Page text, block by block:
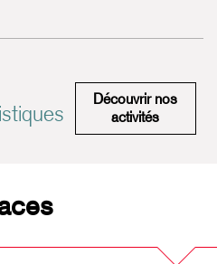
Découvrir nos
activités